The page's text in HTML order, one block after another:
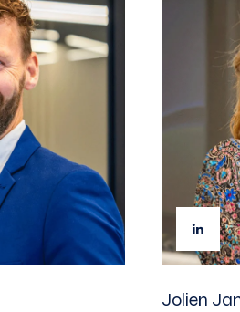
Jolien